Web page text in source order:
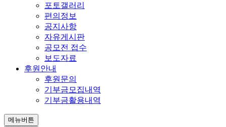
포토갤러리
편의정보
공지사항
자유게시판
공모전 접수
보도자료
후원안내
후원문의
기부금모집내역
기부금활용내역
메뉴버튼